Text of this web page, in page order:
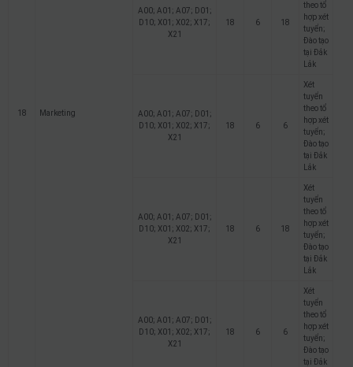
18 Marketing
A00; A01; A07; D01;
D10; X01; X02; X17;
X21
18 6 18
theo tổ
hợp xét
tuyển;
Đào tạo
tại Đắk
Lắk
A00; A01; A07; D01;
D10; X01; X02; X17;
X21
18 6 6
Xét
tuyển
theo tổ
hợp xét
tuyển;
Đào tạo
tại Đắk
Lắk
A00; A01; A07; D01;
D10; X01; X02; X17;
X21
18 6 18
Xét
tuyển
theo tổ
hợp xét
tuyển;
Đào tạo
tại Đắk
Lắk
A00; A01; A07; D01;
D10; X01; X02; X17;
X21
18 6 6
Xét
tuyển
theo tổ
hợp xét
tuyển;
Đào tạo
tại Đắk